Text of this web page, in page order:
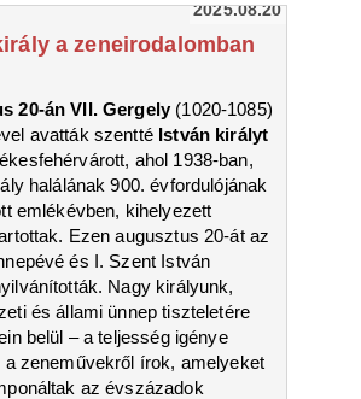
2025.08.20
a zeneirodalomban
20-án VII. Gergely (1020-1085)
avatták szentté István királyt
ahol 1938-ban,
halálának 900. évfordulójának
emlékévben, kihelyezett
Ezen augusztus 20-át az
és I. Szent István
Nagy királyunk,
és állami ünnep tiszteletére
belül – a teljesség igénye
a zeneművekről írok, amelyeket
az évszázadok